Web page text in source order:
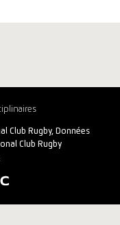
Club Rugby, Données
Club Rugby